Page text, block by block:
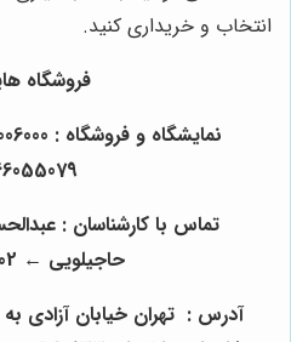
انتخاب و خریداری کنید.
فروشگاه
تماس با کارشناسان :
حاجیلویی ←
آدرس : تهران خیابان آزادی